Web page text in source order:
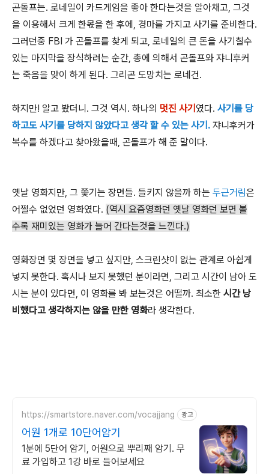
곤돌프는. 로네일이 카드게임을 좋아 한다는것을 알아채고, 그것
을 이용해서 크게 한몫을 한 후에, 경마를 가지고 사기를 준비한다.
그러던중 FBI 가 곤돌프를 찾게 되고, 로네일의 큰 돈을 사기칠수
있는 마지막을 장식하려는 순간, 총에 의해서 곤돌프와 쟈니후커
는 죽음을 맞이 하게 된다. 그리곤 도망치는 로네건.
하지만! 알고 봤더니. 그것 역시. 하나의 멋진 사기 였다. 사기를 당
하고도 사기를 당하지 않았다고 생각 할 수 있는 사기. 쟈니후커가
복수를 하겠다고 찾아왔을때, 곤돌프가 해 준 말이다.
옛날 영화지만, 그 쫓기는 장면들. 들키지 않을까 하는 두근거림은
어쩔수 없었던 영화였다. (역시 요즘영화던 옛날 영화던 보면 볼
수록 재미있는 영화가 늘어 간다는것을 느낀다.)
영화장면 몇 장면을 넣고 싶지만, 스크린샷이 없는 관계로 아쉽게
넣지 못한다. 혹시나 보지 못했던 분이라면, 그리고 시간이 남아 도
시는 분이 있다면, 이 영화를 봐 보는것은 어떨까. 최소한 시간 낭
비했다고 생각하지는 않을 만한 영화라 생각한다.
https://smartstore.naver.com/vocajjang 광고
어원 1개로 10단어암기
1분에 5단어 암기, 어원으로 뿌리째 암기. 무
료 가입하고 1강 바로 들어보세요